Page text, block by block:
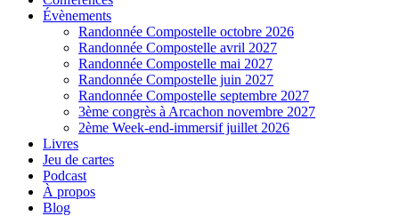
Évènements
Randonnée Compostelle octobre 2026
Randonnée Compostelle avril 2027
Randonnée Compostelle mai 2027
Randonnée Compostelle juin 2027
Randonnée Compostelle septembre 2027
3ème congrès à Arcachon novembre 2027
2ème Week-end-immersif juillet 2026
Livres
Jeu de cartes
Podcast
À propos
Blog